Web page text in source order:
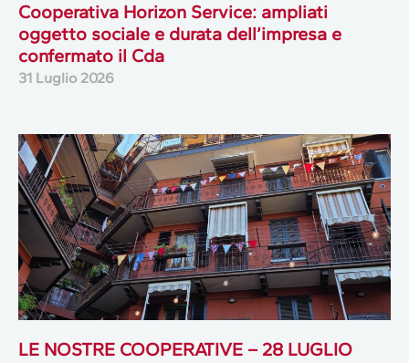
Cooperativa Horizon Service: ampliati
oggetto sociale e durata dell’impresa e
confermato il Cda
31 Luglio 2026
LE NOSTRE COOPERATIVE – 28 LUGLIO